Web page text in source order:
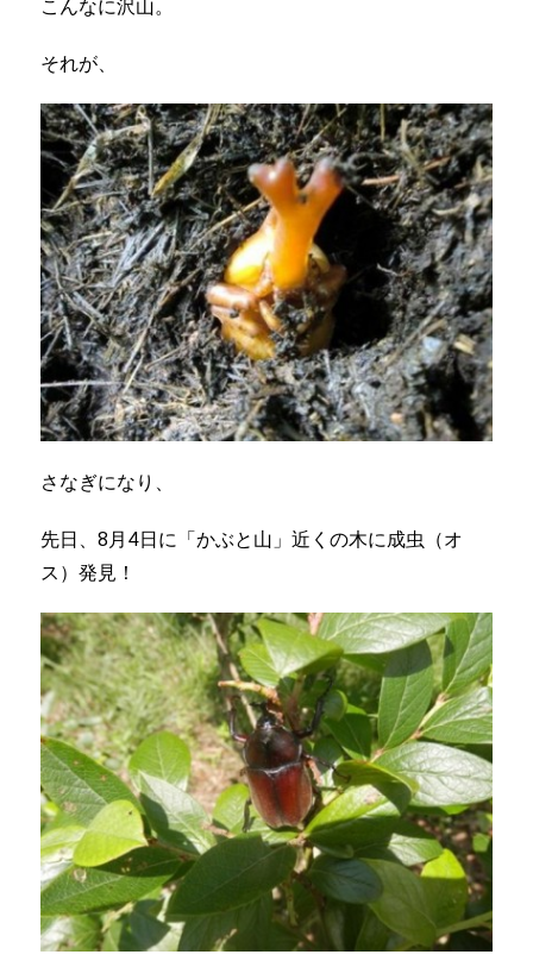
こんなに沢山。
それが、
さなぎになり、
先日、8月4日に「かぶと山」近くの木に成虫（オ
ス）発見！